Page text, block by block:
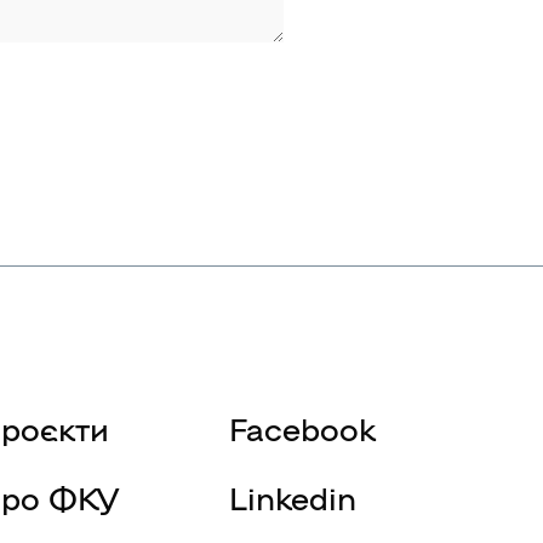
ФКУ
Facebook
Linkedin